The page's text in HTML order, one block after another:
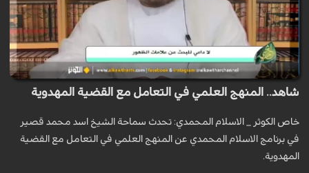
شاهد.. المنهج العلمي في التعامل مع القضية المهدوية
خاص الكوثر _ الاسلام المحمدي: تحدث سماحة الشيخ اسد محمد قصير
في برنامج الاسلام المحمدي عن المنهج العلمي في التعامل مع القضية
المهدوية.